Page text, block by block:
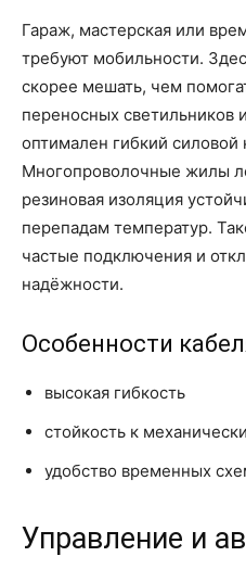
Гараж, мастерская или
требуют мобильности.
скорее мешать, чем
переносных светильников
оптимален гибкий силовой
Многопроволочные жилы
резиновая изоляция
перепадам температур.
частые подключения и
надёжности.
Особенности
высокая гибкость
стойкость к
удобство временных
Управление и